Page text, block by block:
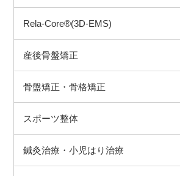
Rela-Core®(3D-EMS)
産後骨盤矯正
骨盤矯正・骨格矯正
スポーツ整体
鍼灸治療・小児はり治療